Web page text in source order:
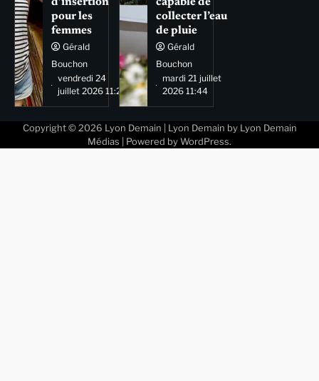
d’insertion
pour les
femmes
Gérald
Bouchon
vendredi 24
juillet 2026 11:29
capable de
collecter l’eau
de pluie
Gérald
Bouchon
mardi 21 juillet
2026 11:44
Copyright © 2026 Lyon Demain | Lyon Demain by Lyon Demain
Médias | Powered by WordPress.